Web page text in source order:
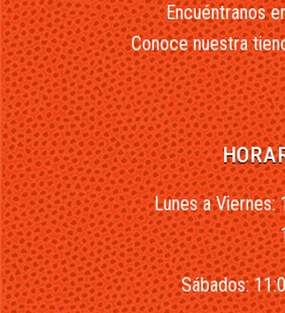
Encuéntranos
Conoce nuestra
Lunes a Viernes:
Sábados: